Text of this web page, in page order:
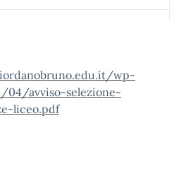
wp-
avviso-selezione-
liceo.pdf